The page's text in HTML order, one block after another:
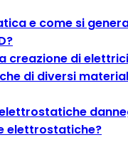
e come si
creazione di
di diversi
elettrostatiche?